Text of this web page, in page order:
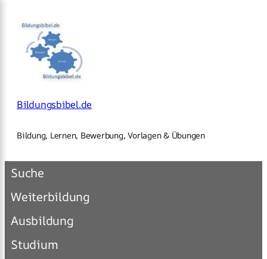
Inhalt
springen
Bildungsbibel.de
Bildung, Lernen, Bewerbung, Vorlagen & Übungen
Suche
Weiterbildung
Ausbildung
Studium